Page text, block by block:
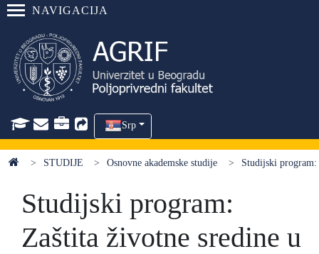
NAVIGACIJA
Srp
STUDIJE Osnovne akademske studije Studijski
Studijski program:
Zaštita životne sredine u